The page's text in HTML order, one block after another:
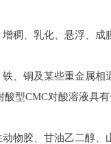
、乳化、悬浮、成
铜及某些重金属相
型CMC对酸溶液具有
胶、甘油乙二醇、